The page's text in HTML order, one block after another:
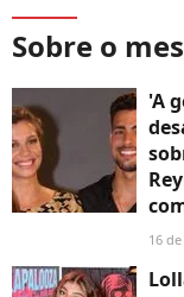
Sobre o
'A
16